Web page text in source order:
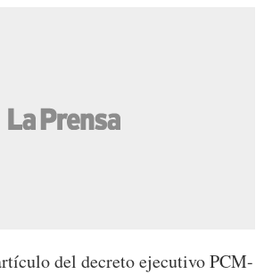
del decreto ejecutivo PCM-